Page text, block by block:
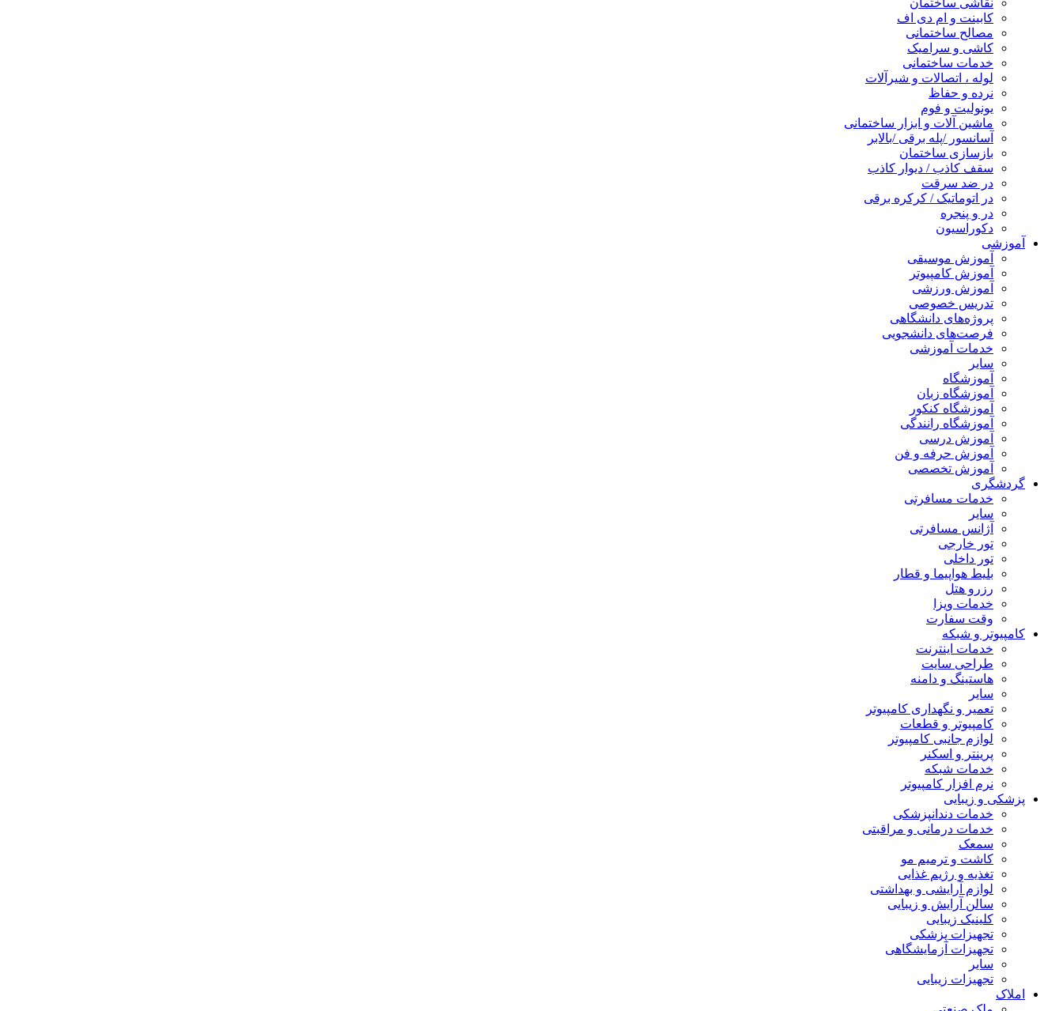
نقاشی ساختمان
کابینت و ام دی اف
مصالح ساختمانی
کاشی و سرامیک
خدمات ساختمانی
لوله ، اتصالات و شیرآلات
نرده و حفاظ
یونولیت و فوم
ماشین آلات و ابزار ساختمانی
آسانسور /پله برقی /بالابر
بازسازی ساختمان
سقف کاذب / دیوار کاذب
در ضد سرقت
در اتوماتیک / کرکره برقی
در و پنجره
دکوراسیون
آموزشی
آموزش موسیقی
آموزش کامپیوتر
آموزش ورزشی
تدریس خصوصی
پروژه‌های دانشگاهی
فرصت‌های دانشجویی
خدمات آموزشی
سایر
آموزشگاه
آموزشگاه زبان
آموزشگاه کنکور
آموزشگاه رانندگی
آموزش درسی
آموزش حرفه و فن
آموزش تخصصی
گردشگری
خدمات مسافرتی
سایر
آژانس مسافرتی
تور خارجی
تور داخلی
بلیط هواپیما و قطار
رزرو هتل
خدمات ویزا
وقت سفارت
کامپیوتر و شبکه
خدمات اینترنت
طراحی سایت
هاستینگ و دامنه
سایر
تعمیر و نگهداری کامپیوتر
کامپیوتر و قطعات
لوازم جانبی کامپیوتر
پرینتر و اسکنر
خدمات شبکه
نرم افزار کامپیوتر
پزشکی و زیبایی
خدمات دندانپزشکی
خدمات درمانی و مراقبتی
سمعک
کاشت و ترمیم مو
تغذیه و رژیم غذایی
لوازم آرایشی و بهداشتی
سالن آرایش و زیبایی
کلینیک زیبایی
تجهیزات پزشکی
تجهیزات آزمایشگاهی
سایر
تجهیزات زیبایی
املاک